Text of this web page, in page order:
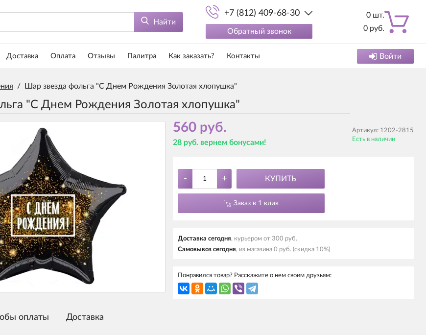
Найти
+7 (812) 409-68-30
Обратный звонок
0 шт.
0 руб.
Доставка Оплата Отзывы Палитра Как заказать? Контакты Войти
/ Шар звезда фольга "С Днем Рождения Золотая хлопушка"
"С Днем Рождения Золотая хлопушка"
560 руб.
28 руб. вернем бонусами!
Артикул: 1202-2815
Есть в наличии
- + КУПИТЬ
Заказ в 1 клик
Доставка cегодня, курьером от 300 руб.
Самовывоз cегодня, из магазина 0 руб. (скидка 10%)
Понравился товар? Расскажите о нем своим друзьям:
оплаты Доставка